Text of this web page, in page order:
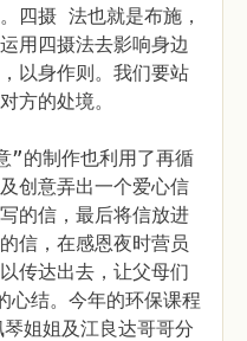
四摄 法也就是布施，
用四摄法去影响身边
以身作则。我们要站
方的处境。
”的制作也利用了再循
创意弄出一个爱心信
的信，最后将信放进
信，在感恩夜时营员
传达出去，让父母们
心结。今年的环保课程
姐姐及江良达哥哥分